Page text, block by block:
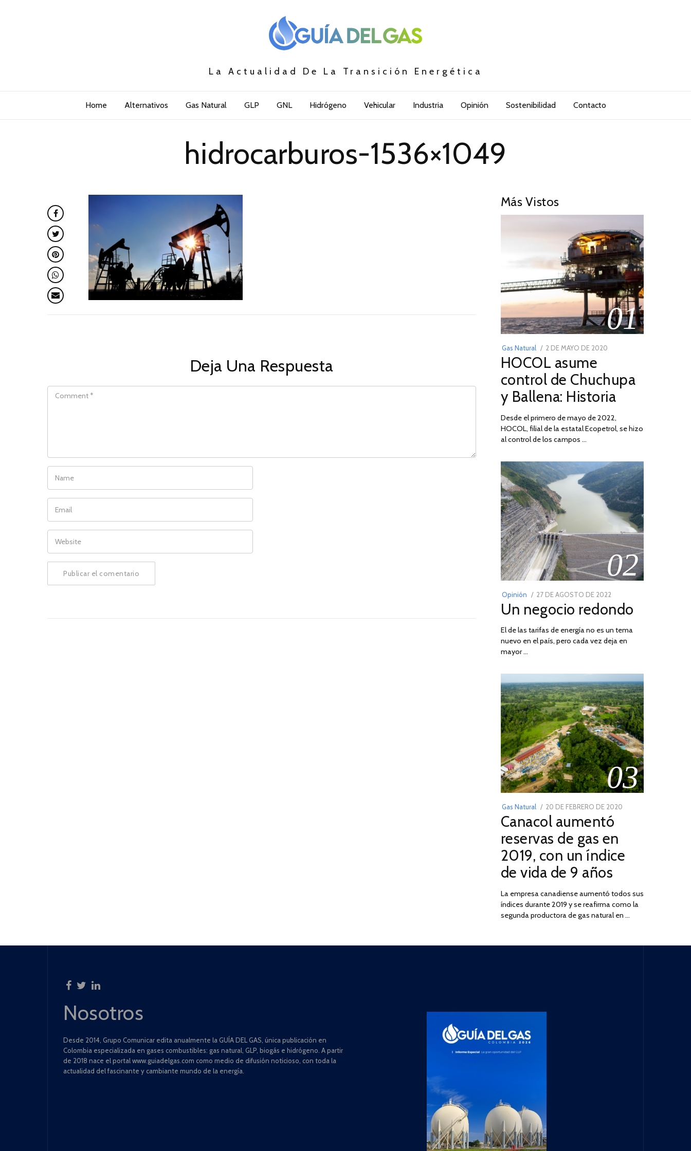
La Actualidad De La Transición Energética
Home Alternativos Gas Natural GLP GNL Hidrógeno Vehicular Industria Opinión Sostenibilidad Contacto
hidrocarburos-1536×1049
Deja Una Respuesta
Más Vistos
01
Gas Natural
POSTED
ON
2 DE MAYO DE 2020
DE
2026
HOCOL asume
control de Chuchupa
y Ballena: Historia
Desde el primero de mayo de 2022,
HOCOL, filial de la estatal Ecopetrol, se hizo
al control de los campos …
02
Opinión
POSTED
ON
27 DE AGOSTO DE 2022
DE
DE
2022
Un negocio redondo
El de las tarifas de energía no es un tema
nuevo en el país, pero cada vez deja en
mayor …
03
Gas Natural
POSTED
ON
20 DE FEBRERO DE 2020
2025
Canacol aumentó
reservas de gas en
2019, con un índice
de vida de 9 años
La empresa canadiense aumentó todos sus
índices durante 2019 y se reafirma como la
segunda productora de gas natural en …
Nosotros
Desde 2014, Grupo Comunicar edita anualmente la GUÍA DEL GAS, única publicación en
Colombia especializada en gases combustibles: gas natural, GLP, biogás e hidrógeno. A partir
de 2018 nace el portal www.guiadelgas.com como medio de difusión noticioso, con toda la
actualidad del fascinante y cambiante mundo de la energía.